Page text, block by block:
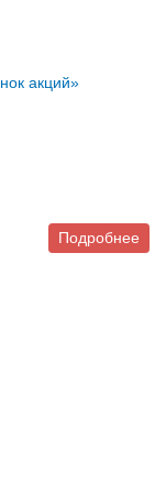
акций»
Подробнее